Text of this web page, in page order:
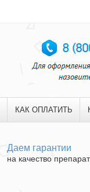
КАК ОПЛАТИТЬ
Даем гарантии
на качество